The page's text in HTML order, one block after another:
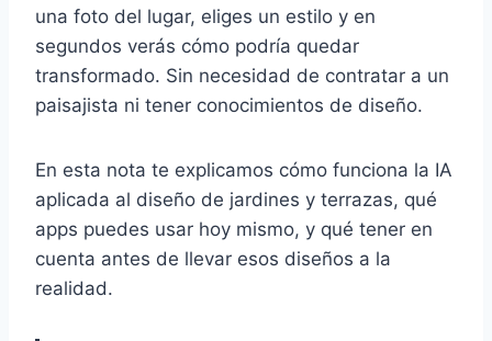
una foto del lugar, eliges un estilo y en
segundos verás cómo podría quedar
transformado. Sin necesidad de contratar a un
paisajista ni tener conocimientos de diseño.
En esta nota te explicamos cómo funciona la IA
aplicada al diseño de jardines y terrazas, qué
apps puedes usar hoy mismo, y qué tener en
cuenta antes de llevar esos diseños a la
realidad.